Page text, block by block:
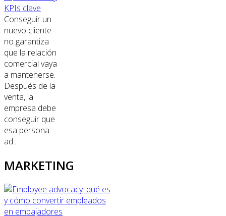
KPIs clave
Conseguir un
nuevo cliente
no garantiza
que la relación
comercial vaya
a mantenerse.
Después de la
venta, la
empresa debe
conseguir que
esa persona
ad...
MARKETING